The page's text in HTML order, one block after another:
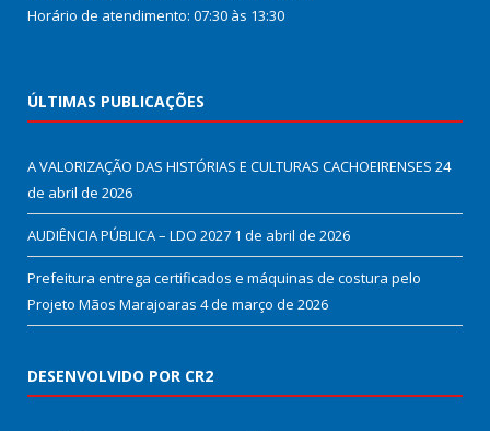
Horário de atendimento: 07:30 às 13:30
ÚLTIMAS PUBLICAÇÕES
A VALORIZAÇÃO DAS HISTÓRIAS E CULTURAS CACHOEIRENSES 24
de abril de 2026
AUDIÊNCIA PÚBLICA – LDO 2027 1 de abril de 2026
Prefeitura entrega certificados e máquinas de costura pelo
Projeto Mãos Marajoaras 4 de março de 2026
DESENVOLVIDO POR CR2